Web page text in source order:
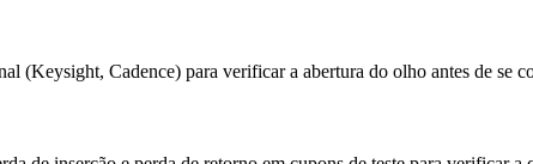
(Keysight, Cadence) para verificar a abertura do olho antes de se